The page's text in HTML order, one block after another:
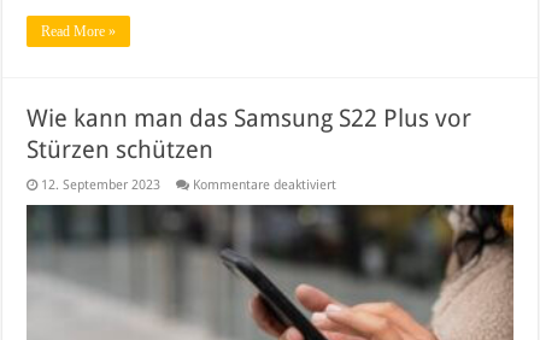
Read More »
Wie kann man das Samsung S22 Plus vor
Stürzen schützen
12. September 2023 Kommentare deaktiviertfür
das
S22
vor
Stürzen